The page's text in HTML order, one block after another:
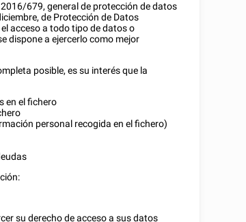
679, general de protección de datos
de Protección de Datos
acceso a todo tipo de datos o
dispone a ejercerlo como mejor
posible, es su interés que la
en el fichero
personal recogida en el fichero)
su derecho de acceso a sus datos